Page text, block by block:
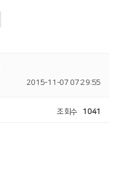
2015-11-07 07:29:55
조회수 1041